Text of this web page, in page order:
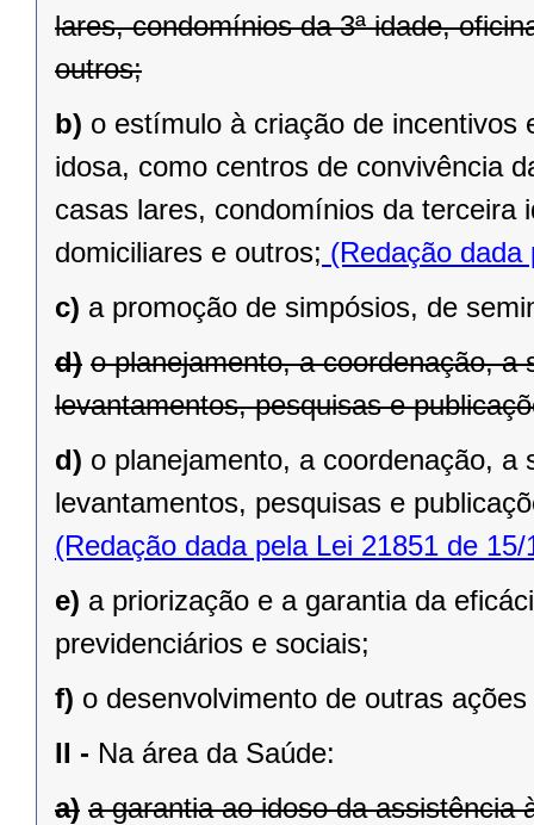
lares, condomínios da 3ª idade,
outros;
b) o estímulo à criação de incentivos
idosa, como centros de convivência
casas lares, condomínios da terceira
domiciliares e outros; (Redação dada
c) a promoção de simpósios, de
d) o planejamento, a coordenação,
levantamentos, pesquisas e
d) o planejamento, a coordenação,
levantamentos, pesquisas e
(Redação dada pela Lei 21851 de 15/
e) a priorização e a garantia da
previdenciários e sociais;
f) o desenvolvimento de outras
II - Na área da Saúde:
a) a garantia ao idoso da assistência